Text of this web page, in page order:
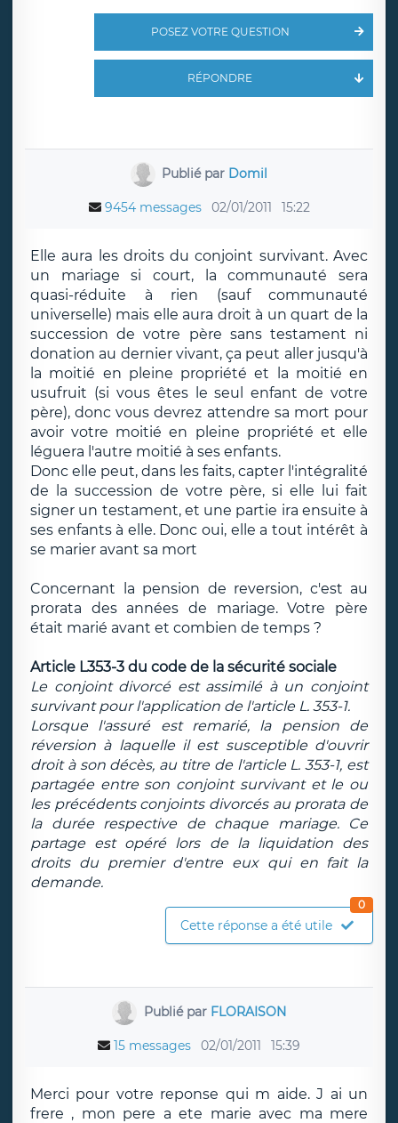
POSEZ VOTRE QUESTION
RÉPONDRE
Publié par Domil
9454 messages 02/01/2011 15:22
Elle aura les droits du conjoint survivant. Avec
un mariage si court, la communauté sera
quasi-réduite à rien (sauf communauté
universelle) mais elle aura droit à un quart de la
succession de votre père sans testament ni
donation au dernier vivant, ça peut aller jusqu'à
la moitié en pleine propriété et la moitié en
usufruit (si vous êtes le seul enfant de votre
père), donc vous devrez attendre sa mort pour
avoir votre moitié en pleine propriété et elle
léguera l'autre moitié à ses enfants.
Donc elle peut, dans les faits, capter l'intégralité
de la succession de votre père, si elle lui fait
signer un testament, et une partie ira ensuite à
ses enfants à elle. Donc oui, elle a tout intérêt à
se marier avant sa mort
Concernant la pension de reversion, c'est au
prorata des années de mariage. Votre père
était marié avant et combien de temps ?
Article L353-3 du code de la sécurité sociale
Le conjoint divorcé est assimilé à un conjoint
survivant pour l'application de l'article L. 353-1.
Lorsque l'assuré est remarié, la pension de
réversion à laquelle il est susceptible d'ouvrir
droit à son décès, au titre de l'article L. 353-1, est
partagée entre son conjoint survivant et le ou
les précédents conjoints divorcés au prorata de
la durée respective de chaque mariage. Ce
partage est opéré lors de la liquidation des
droits du premier d'entre eux qui en fait la
demande.
Cette réponse a été utile
0
Publié par FLORAISON
15 messages 02/01/2011 15:39
Merci pour votre reponse qui m aide. J ai un
frere , mon pere a ete marie avec ma mere